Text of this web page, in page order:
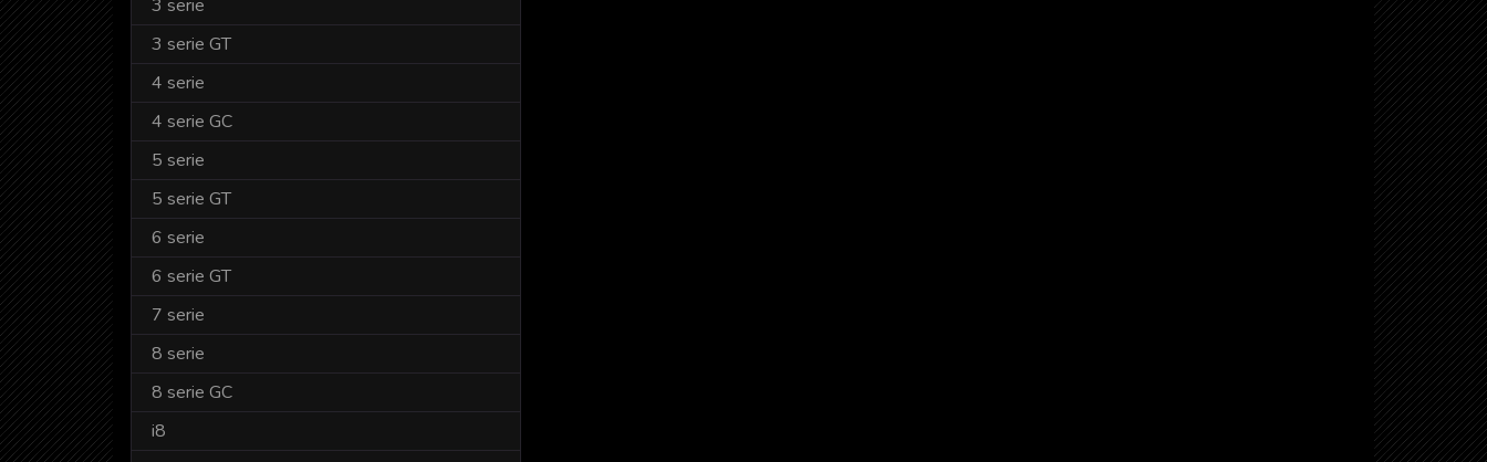
3 serie
3 serie GT
4 serie
4 serie GC
5 serie
5 serie GT
6 serie
6 serie GT
7 serie
8 serie
8 serie GC
i8